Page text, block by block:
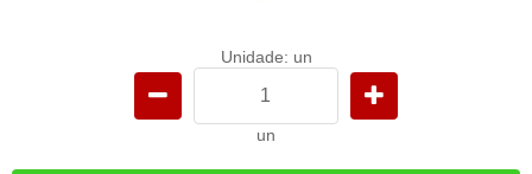
Unidade: un
un